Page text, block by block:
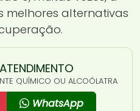
melhores alternativas
QUÍMICO OU ALCOÓLATRA
WhatsApp